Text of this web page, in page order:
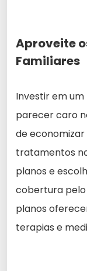
Aproveite
Familiares
Investir em
parecer caro
de
tratamentos
planos e
cobertura pelo
planos
terapias e